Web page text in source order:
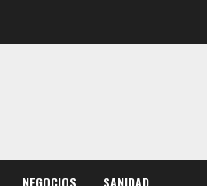
NEGOCIOS SANIDAD